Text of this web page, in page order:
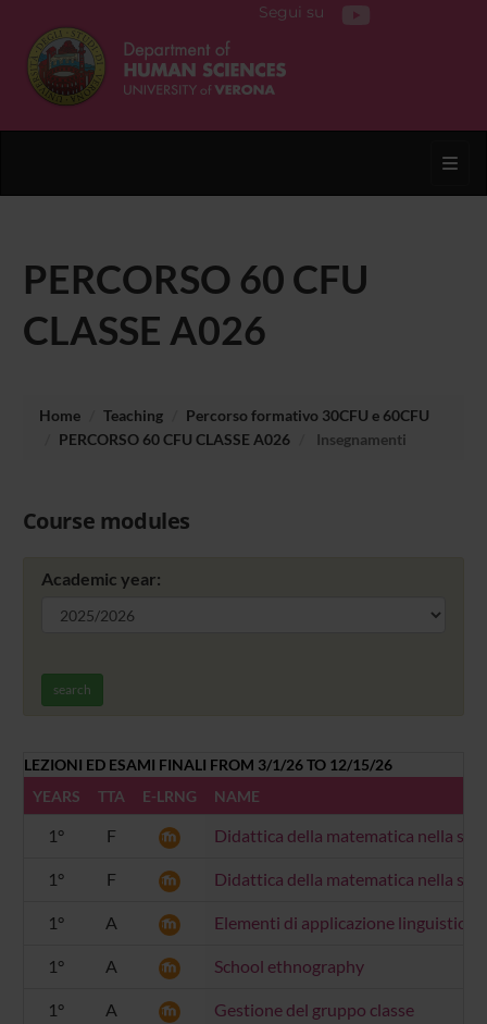
Segui su
PERCORSO 60 CFU
CLASSE A026
Home Teaching
Percorso formativo 30CFU e 60CFU
PERCORSO 60 CFU CLASSE A026
Insegnamenti
Course modules
Academic year:
search
LEZIONI ED ESAMI FINALI FROM 3/1/26 TO 12/15/26
YEARS
TTA E-LRNG NAME
1° F Didattica della matematica nella
1° F Didattica della matematica nella
1° A Elementi di applicazione linguistica
1° A School ethnography
1° A Gestione del gruppo classe